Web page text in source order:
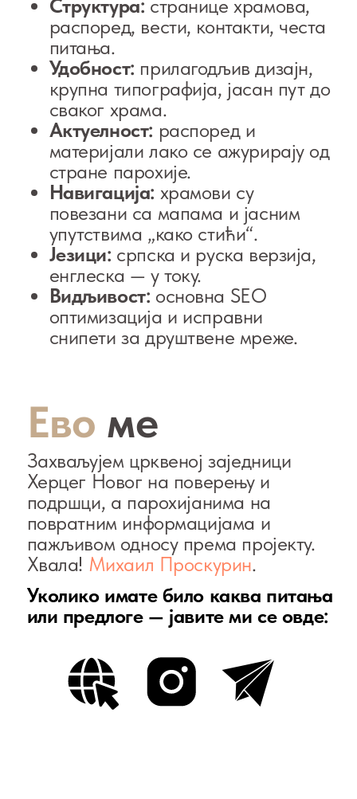
Захваљујем црквеној заједници
Херцег Новог на поверењу и
подршци, а парохијанима на
повратним информацијама и
пажљивом односу према пројекту.
Хвала!Михаил Проскурин
Уколико имате било каква питања
или предлоге — јавите ми се овде:
Евоме